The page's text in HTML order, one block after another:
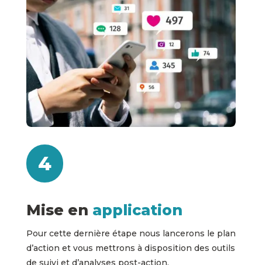
4
Mise en application
Pour cette dernière étape nous lancerons le plan
d’action et vous mettrons à disposition des outils
de suivi et d’analyses post-action.